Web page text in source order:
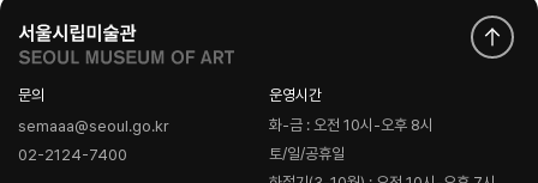
문의
semaaa@seoul.go.kr
02-2124-7400
운영시간
화-금 : 오전 10시-오후 8시
토/일/공휴일